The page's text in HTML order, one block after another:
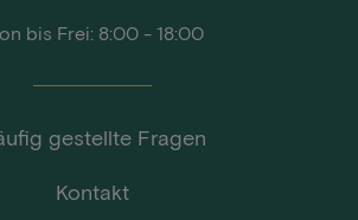
bis Frei: 8:00 - 18:00
gestellte Fragen
Kontakt